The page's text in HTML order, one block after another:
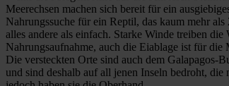
Meerechsen machen sich bereit für ein
Nahrungssuche für ein Reptil, das kaum mehr
alles andere als einfach. Starke Winde treiben
Nahrungsaufnahme, auch die Eiablage ist für
Die versteckten Orte sind auch dem Galapagos-
und sind deshalb auf all jenen Inseln bedroht,